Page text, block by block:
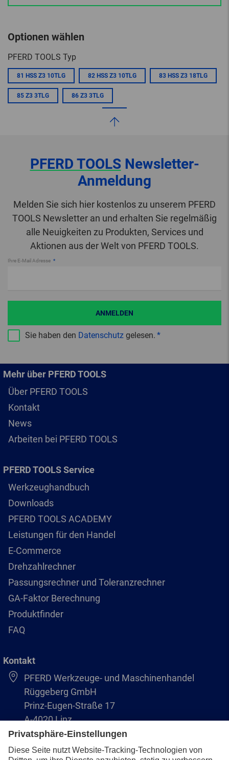
Optionen wählen
PFERD TOOLS Typ
81 HSS Z3 10TLG 82 HSS Z3 10TLG 83 HSS Z3 18TLG
85 Z3 3TLG 86 Z3 3TLG
PFERD TOOLSNewsletter-
Anmeldung
Melden Sie sich hier kostenlos zu unserem PFERD
TOOLS Newsletter an und erhalten Sie regelmäßig
alle Neuigkeiten zu Produkten, Services und
Aktionen aus der Welt von PFERD TOOLS.
Ihre E-Mail Adresse
Sie haben den Datenschutz gelesen.
ANMELDEN
Mehr über PFERD TOOLS
Über PFERD TOOLS
Kontakt
News
Arbeiten bei PFERD TOOLS
PFERD TOOLS Service
Werkzeughandbuch
Downloads
PFERD TOOLS ACADEMY
Leistungen für den Handel
E-Commerce
Drehzahlrechner
Passungsrechner und Toleranzrechner
GA-Faktor Berechnung
Produktfinder
FAQ
Kontakt
PFERD Werkzeuge- und Maschinenhandel
Rüggeberg GmbH
Prinz-Eugen-Straße 17
A-4020 Linz
Austria/Österreich
+43 (732) 79 64 11-0